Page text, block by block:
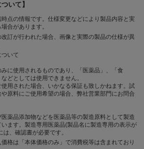
いて】
点の情報です。仕様変更などにより製品内容と実
合があります。
訂が行われた場合、画像と実際の製品の仕様が異
いて
に使用されるものであり、「医薬品」、「食
どとしては使用できません。
用された場合、いかなる保証も致しかねます。試
原料にご使用希望の場合、弊社営業部門にお問合
薬品添加物などを医薬品等の製造原料として製造
ます。製造専用医薬品(製品名に製造専用の表示が
、確認書が必要です。
格は「本体価格のみ」で消費税等は含まれており